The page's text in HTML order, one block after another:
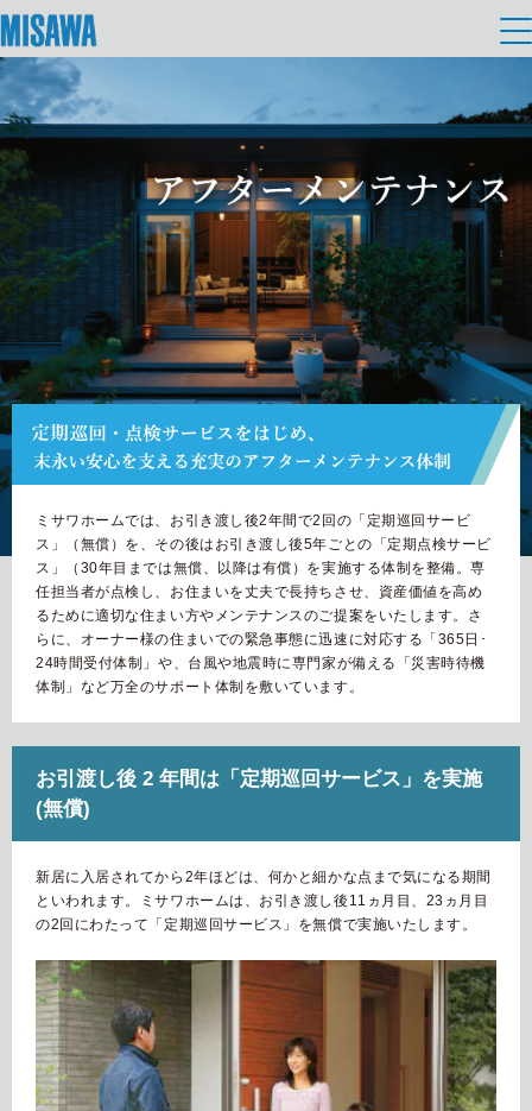
住まい
建てる [注文住宅]
商品ラインアップ
デザイン
テクノロジー（住まいの性能）
デザイナーズギャラリー
インテリア
住まいづくりガイド
買う
分譲住宅（建売・土地）検索
中古住宅検索
スムストック検索
分譲マンション検索
売る [MISAWA RELAY]
住まいの売却
土地活用
個人のお客さま
賃貸住宅
賃貸併用住宅
店舗・各種施設
土地活用実例
法人のお客さま
企業不動産活用（CRE）戦略
社宅建築
医療・介護・子育て・障がい福祉施設
これから土地活用・賃貸経営をご検討の方
営に役立つ多彩な情報を幅広くお届けします。
ホームラウンジ 土地活用・賃貸経営
リフォーム
戸建て・マンション
ミサワリフォームとは
リフォームの流れ
リフォームメニュー
リフォーム事例
事業用
事業用リノベーション
ホテル・旅館リフォーム
これからリフォームをご検討の方
実例動画や基礎知識、収納の工夫など、理想の住まいを叶えるリフ
ォームの具体策とアイデアを豊富にご用意しています。
ホームラウンジ リフォーム
まちづくり
複合開発・投資開発
複合開発事業（ASMACI-アスマチ-）
再開発・官民連携事業
分譲マンション開発事業
収益不動産・投資開発事業
事業用売買
分譲用地
すべてのフィールドに新しい価値をデザインし、持続可能な未来志
向のまちづくりを実現していきます。
オーナーサポート
サポートメニュー
住まいるりんぐ（ロングサポート）
保証制度
アフターメンテナンス
ご相談窓口
お客様センター
ミサワホームオーナーさま・リフォーム工事ご契約者さまとミサワ
ホームを結ぶコミュニケーションサイト。お得・便利・安心なコン
テンツや、ミサワホームからの大切なお知らせなど配信していま
企業・IR
ニュース
ミサワホームグループ
IR情報
SDGs
環境活動
採用情報
新卒者採用
展示場・イベント情報
カタログ請求
住まいのご相談
ミサワホームでは、お引き渡し後2年間で2回の「定期巡回サービ
ス」（無償）を、その後はお引き渡し後5年ごとの「定期点検サービ
ス」（30年目までは無償、以降は有償）を実施する体制を整備。専
任担当者が点検し、お住まいを丈夫で長持ちさせ、資産価値を高め
るために適切な住まい方やメンテナンスのご提案をいたします。さ
らに、オーナー様の住まいでの緊急事態に迅速に対応する「365日･
24時間受付体制」や、台風や地震時に専門家が備える「災害時待機
体制」など万全のサポート体制を敷いています。
お引渡し後 2 年間は「定期巡回サービス」を実施
(無償)
新居に入居されてから2年ほどは、何かと細かな点まで気になる期間
といわれます。ミサワホームは、お引き渡し後11ヵ月目、23ヵ月目
の2回にわたって「定期巡回サービス」を無償で実施いたします。